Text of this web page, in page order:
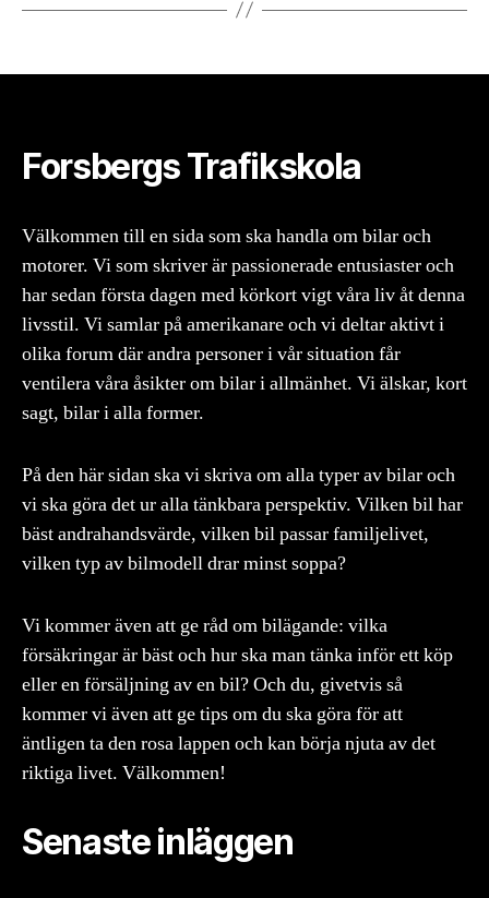
Forsbergs Trafikskola
Välkommen till en sida som ska handla om bilar och
motorer. Vi som skriver är passionerade entusiaster och
har sedan första dagen med körkort vigt våra liv åt denna
livsstil. Vi samlar på amerikanare och vi deltar aktivt i
olika forum där andra personer i vår situation får
ventilera våra åsikter om bilar i allmänhet. Vi älskar, kort
sagt, bilar i alla former.
På den här sidan ska vi skriva om alla typer av bilar och
vi ska göra det ur alla tänkbara perspektiv. Vilken bil har
bäst andrahandsvärde, vilken bil passar familjelivet,
vilken typ av bilmodell drar minst soppa?
Vi kommer även att ge råd om bilägande: vilka
försäkringar är bäst och hur ska man tänka inför ett köp
eller en försäljning av en bil? Och du, givetvis så
kommer vi även att ge tips om du ska göra för att
äntligen ta den rosa lappen och kan börja njuta av det
riktiga livet. Välkommen!
Senaste inläggen